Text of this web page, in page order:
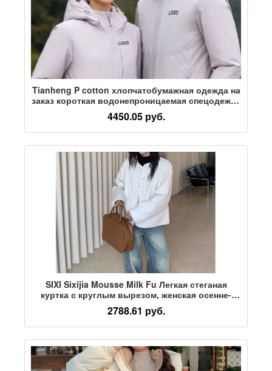
Tianheng P cotton хлопчатобумажная одежда на
заказ короткая водонепроницаемая спецодежда
с логотипом для печати спецодежда с
инструментами зимняя куртка 10424
4450.05 руб.
SIXI Sixijia Mousse Milk Fu Легкая стеганая
куртка с круглым вырезом, женская осенне-
зимняя куртка для похудения с многослойной
стеганой курткой
2788.61 руб.